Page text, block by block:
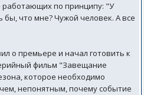
работающих по принципу: "У
бы, что мне? Чужой человек. А все
о премьере и начал готовить к
фильм "Завещание
которое необходимо
непонятным, почему событие